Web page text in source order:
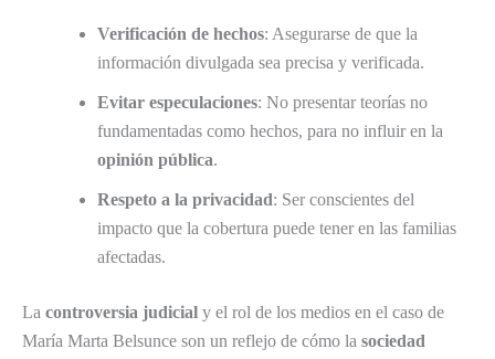
Verificación de hechos: Asegurarse de que la
información divulgada sea precisa y verificada.
Evitar especulaciones: No presentar teorías no
fundamentadas como hechos, para no influir en la
opinión pública.
Respeto a la privacidad: Ser conscientes del
impacto que la cobertura puede tener en las familias
afectadas.
La controversia judicial y el rol de los medios en el caso de
María Marta Belsunce son un reflejo de cómo la sociedad